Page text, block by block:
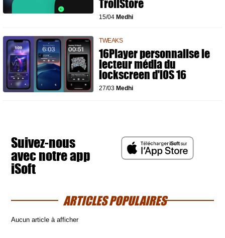
TrollStore
15/04 Medhi
TWEAKS
16Player personnalise le
lecteur média du
lockscreen d'iOS 16
27/03 Medhi
Suivez-nous
avec notre app
iSoft
ARTICLES POPULAIRES
Aucun article à afficher